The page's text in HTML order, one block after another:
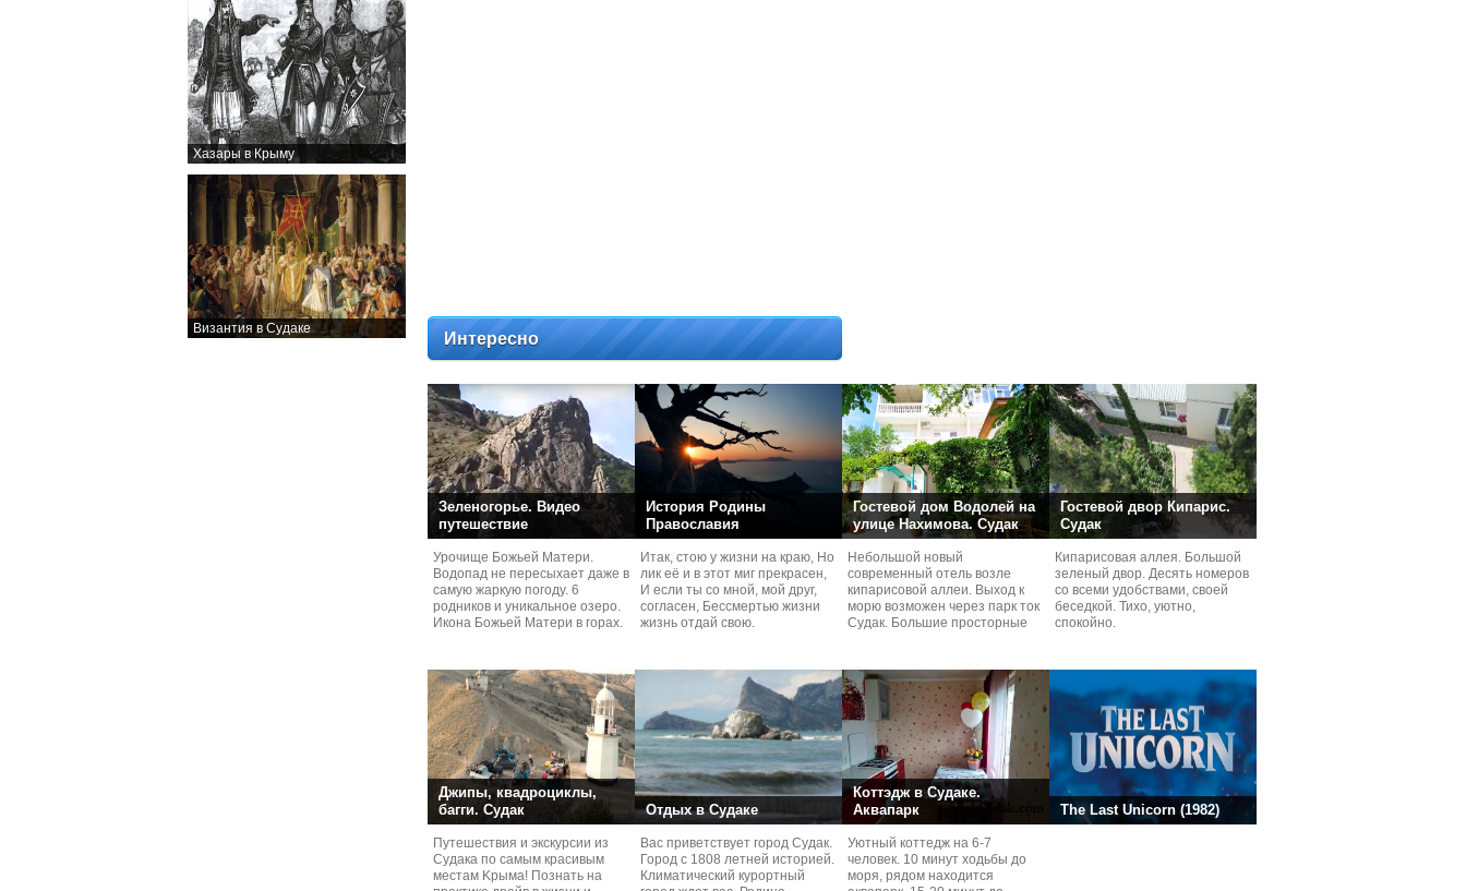
Хазары в Крыму
Византия в Судаке
Интересно
Зеленогорье. Видео
путешествие
Урочище Божьей Матери.
Водопад не пересыхает даже в
самую жаркую погоду. 6
родников и уникальное озеро.
Икона Божьей Матери в горах.
История Родины
Православия
Итак, стою у жизни на краю, Но
лик её и в этот миг прекрасен,
И если ты со мной, мой друг,
согласен, Бессмертью жизни
жизнь отдай свою.
Гостевой дом Водолей на
улице Нахимова. Судак
Небольшой новый
современный отель возле
кипарисовой аллеи. Выход к
морю возможен через парк ток
Судaк. Большие просторные
Гостевой двор Кипарис.
Судак
Кипарисовая аллея. Большой
зеленый двор. Десять номеров
со всеми удобствами, своей
беседкой. Тихо, уютно,
спокойно.
Джипы, квадроциклы,
багги. Судак
Путешествия и экскурcии из
Судaка по самым красивым
местам Kрыма! Познать на
Отдых в Судаке
Вас приветствует город Судак.
Город с 1808 летней историей.
Климатический курортный
Коттэдж в Судаке.
Аквапарк
Уютный коттедж на 6-7
человек. 10 минут ходьбы до
моря, рядом находится
The Last Unicorn (1982)